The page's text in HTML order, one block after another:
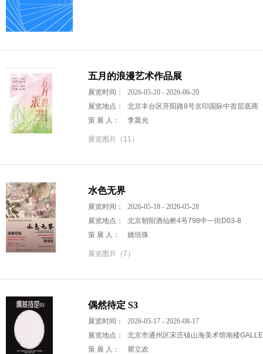
五月的浪漫艺术作品展
展览时间：
2026-05-20 - 2026-06-20
展览地点：
北京丰台区开阳路8号京印国际中首层底商
策 展 人：
李晨光
展览图片（11）
水色无界
展览时间：
2026-05-18 - 2026-05-28
展览地点：
北京朝阳酒仙桥4号798中一街D03-8
策 展 人：
姚培珠
展览图片（7）
偶然待定 S3
展览时间：
2026-05-17 - 2026-08-17
展览地点：
北京市通州区宋庄镇山海美术馆南楼
策 展 人：
瞿立农